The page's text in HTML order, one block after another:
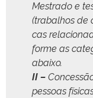
Mestra­do e
(tra­bal­hos de
cas
forme as
abaixo.
II –
pes­soas